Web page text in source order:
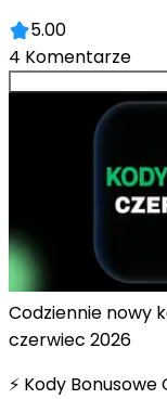
5.00
4 Komentarze
Codziennie nowy
czerwiec 2026
⚡ Kody Bonusowe